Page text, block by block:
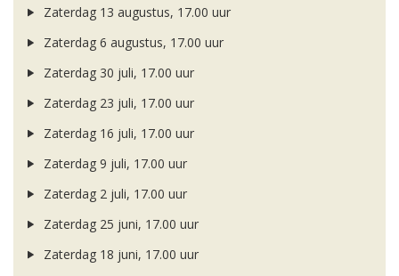
Zaterdag 13 augustus, 17.00 uur
Zaterdag 6 augustus, 17.00 uur
Zaterdag 30 juli, 17.00 uur
Zaterdag 23 juli, 17.00 uur
Zaterdag 16 juli, 17.00 uur
Zaterdag 9 juli, 17.00 uur
Zaterdag 2 juli, 17.00 uur
Zaterdag 25 juni, 17.00 uur
Zaterdag 18 juni, 17.00 uur